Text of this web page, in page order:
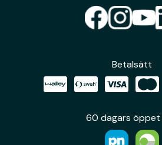
Betalsätt
60 dagars öppet